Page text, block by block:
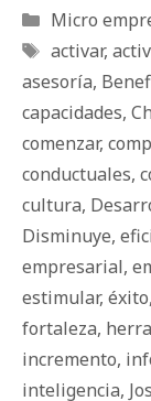
Categorías
Micro
Etiquetas
activar,
asesoría,
capacidades,
comenzar,
conductuales,
cultura,
Disminuye,
empresarial,
estimular, éxito,
fortaleza,
incremento,
inteligencia,